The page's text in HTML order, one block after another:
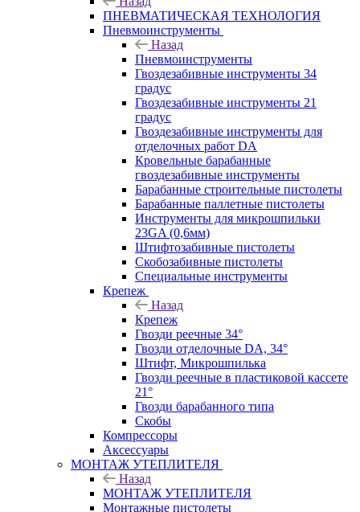
ПНЕВМАТИЧЕСКАЯ ТЕХНОЛОГИЯ
Пневмоинструменты
Назад
Пневмоинструменты
Гвоздезабивные инструменты 34
градус
Гвоздезабивные инструменты 21
градус
Гвоздезабивные инструменты для
отделочных работ DA
Кровельные барабанные
гвоздезабивные инструменты
Барабанные строительные пистолеты
Барабанные паллетные пистолеты
Инструменты для микрошпильки
23GA (0,6мм)
Штифтозабивные пистолеты
Скобозабивные пистолеты
Специальные инструменты
Крепеж
Назад
Крепеж
Гвозди реечные 34°
Гвозди отделочные DA, 34°
Штифт, Микрошпилька
Гвозди реечные в пластиковой кассете
21°
Гвозди барабанного типа
Скобы
Компрессоры
Аксессуары
МОНТАЖ УТЕПЛИТЕЛЯ
Назад
МОНТАЖ УТЕПЛИТЕЛЯ
Монтажные пистолеты